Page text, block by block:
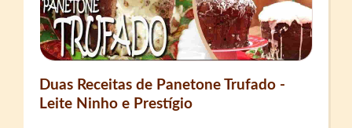
Duas Receitas de Panetone Trufado -
Leite Ninho e Prestígio